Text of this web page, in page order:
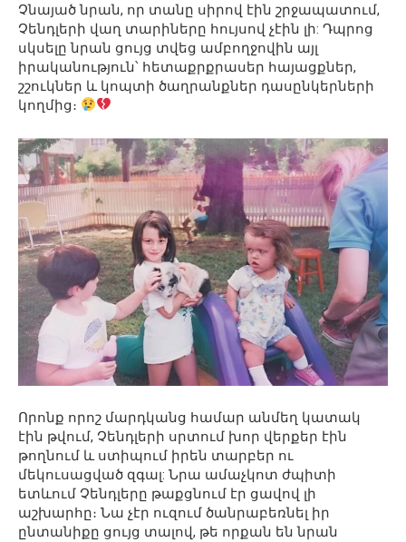
Չնայած նրան, որ տանը սիրով էին շրջապատում,
Չենդլերի վաղ տարիները հույսով չէին լի: Դպրոց
սկսելը նրան ցույց տվեց ամբողջովին այլ
իրականություն՝ հետաքրքրասեր հայացքներ,
շշուկներ և կոպտի ծաղրանքներ դասընկերների
կողմից։
Որոնք որոշ մարդկանց համար անմեղ կատակ
էին թվում, Չենդլերի սրտում խոր վերքեր էին
թողնում և ստիպում իրեն տարբեր ու
մեկուսացված զգալ: Նրա ամաչկոտ ժպիտի
ետևում Չենդլերը թաքցնում էր ցավով լի
աշխարհը։ Նա չէր ուզում ծանրաբեռնել իր
ընտանիքը ցույց տալով, թե որքան են նրան